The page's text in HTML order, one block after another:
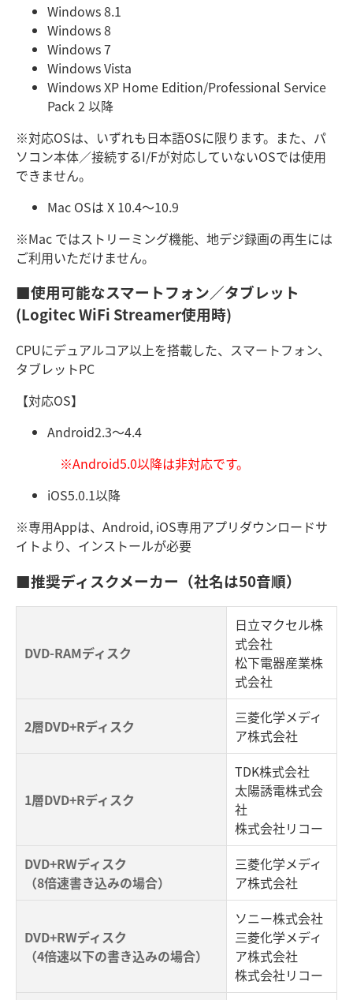
Windows 8.1
Windows 8
Windows 7
Windows Vista
Windows XP Home Edition/Professional Service
Pack 2 以降
※対応OSは、いずれも日本語OSに限ります。また、パ
ソコン本体／接続するI/Fが対応していないOSでは使用
できません。
Mac OSは X 10.4～10.9
※Mac ではストリーミング機能、地デジ録画の再生には
ご利用いただけません。
■使用可能なスマートフォン／タブレット
(Logitec WiFi Streamer使用時)
CPUにデュアルコア以上を搭載した、スマートフォン、
タブレットPC
【対応OS】
Android2.3～4.4
※Android5.0以降は非対応です。
iOS5.0.1以降
※専用Appは、Android, iOS専用アプリダウンロードサ
イトより、インストールが必要
■推奨ディスクメーカー（社名は50音順）
DVD-RAMディスク
日立マクセル株
式会社
松下電器産業株
式会社
2層DVD+Rディスク
三菱化学メディ
ア株式会社
1層DVD+Rディスク
TDK株式会社
太陽誘電株式会
社
株式会社リコー
DVD+RWディスク
（8倍速書き込みの場合）
三菱化学メディ
ア株式会社
DVD+RWディスク
（4倍速以下の書き込みの場合）
ソニー株式会社
三菱化学メディ
ア株式会社
株式会社リコー